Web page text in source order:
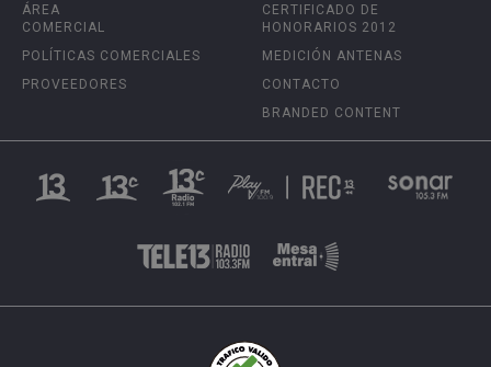
ÁREA
COMERCIAL
POLÍTICAS COMERCIALES
PROVEEDORES
CERTIFICADO DE
HONORARIOS 2012
MEDICIÓN ANTENAS
CONTACTO
BRANDED CONTENT